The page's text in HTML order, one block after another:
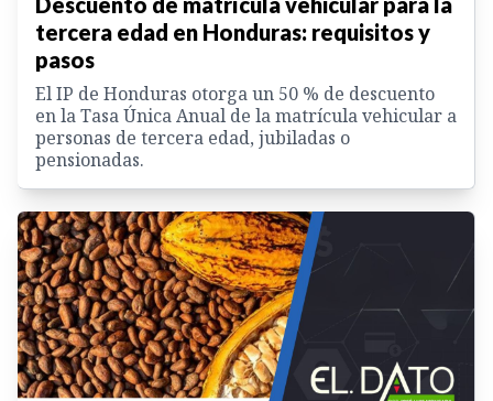
tercera edad en Honduras: requisitos y
pasos
El IP de Honduras otorga un 50 % de descuento
en la Tasa Única Anual de la matrícula vehicular a
personas de tercera edad, jubiladas o
pensionadas.